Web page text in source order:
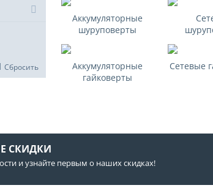
Сбросить
Аккумуляторные
шуруповерты
Аккумуляторные
гайковерты
Сетевые
СКИДКИ
и узнайте первым о наших скидках!